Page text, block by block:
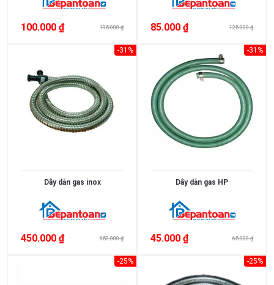
100.000 ₫ 195.000 ₫ 85.000 ₫ 125.000 ₫
-31%
Dây dẫn gas inox
450.000 ₫ 650.000 ₫
-31%
Dây dẫn gas HP
45.000 ₫ 65.000 ₫
-25% -25%